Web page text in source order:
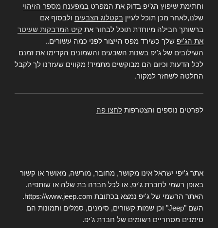
וחתימת שיפוץ הג'יפ בדוק את המפרט במפענח מספר הזיהוי
שלנו,לאחר מכן תוכל לעיין בקטלוג הצבעים ולבסוף אם
ברשותך חבילה מיוחדת תוכל לבחור את קיט המדבקות שעיטר
את הג'יפ שלך כשירד מפס הייצור לפני כמה עשורים..
השילובים של ג'יפ בשנות השבעים והשמונים הקדימו את זמנם
לכל הדעות וכיום הם מבוקשים מתמיד! מקווים שעזרנו לך לקבל
החלטה לשחזר למקור.
לפרטים נוספים והצטרפות לחצו פה
אתר ג'יפי ישראל אינו מקושר, מחובר, מורשה, מאושר או קשור
באופן רשמי לחברת ג'יפ, או לכל חברה בת שלה או שותפיה.
האתר הרשמי של ג'יפ נמצא בכתובת https://www.jeep.com.
השם "Jeep" וכן שמות קשורים, סימנים, סמלים ותמונות הם
סימנים מסחריים רשומים של חברת ג'יפ.